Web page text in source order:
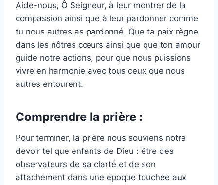
Aide-nous, Ô Seigneur, à leur montrer de la
compassion ainsi que à leur pardonner comme
tu nous autres as pardonné. Que ta paix règne
dans les nôtres cœurs ainsi que que ton amour
guide notre actions, pour que nous puissions
vivre en harmonie avec tous ceux que nous
autres entourent.
Comprendre la prière :
Pour terminer, la prière nous souviens notre
devoir tel que enfants de Dieu : être des
observateurs de sa clarté et de son
attachement dans une époque touchée aux